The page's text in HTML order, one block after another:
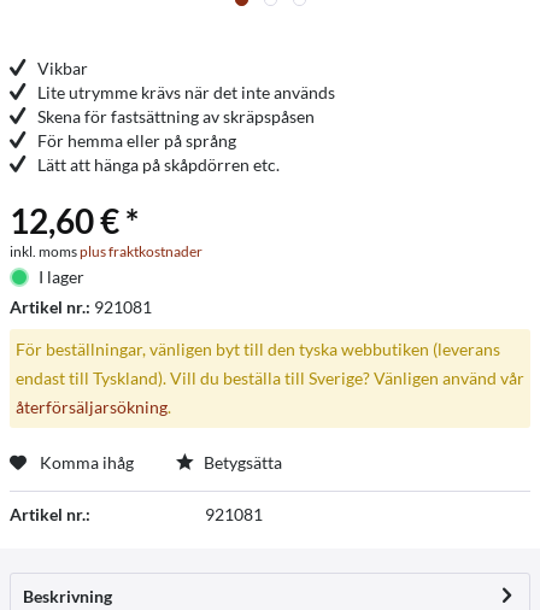
Vikbar
Lite utrymme krävs när det inte används
Skena för fastsättning av skräpspåsen
För hemma eller på språng
Lätt att hänga på skåpdörren etc.
12,60 € *
inkl. momsplus fraktkostnader
I lager
Artikel nr.: 921081
För beställningar, vänligen byt till den tyska webbutiken (leverans
endast till Tyskland). Vill du beställa till Sverige? Vänligen använd vår
återförsäljarsökning.
Komma ihåg Betygsätta
Artikel nr.: 921081
Beskrivning